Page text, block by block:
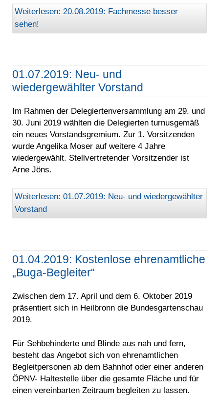
Weiterlesen: 20.08.2019: Fachmesse besser
sehen!
01.07.2019: Neu- und
wiedergewählter Vorstand
Im Rahmen der Delegiertenversammlung am 29. und
30. Juni 2019 wählten die Delegierten turnusgemäß
ein neues Vorstandsgremium. Zur 1. Vorsitzenden
wurde Angelika Moser auf weitere 4 Jahre
wiedergewählt. Stellvertretender Vorsitzender ist
Arne Jöns.
Weiterlesen: 01.07.2019: Neu- und wiedergewählter
Vorstand
01.04.2019: Kostenlose ehrenamtliche
„Buga-Begleiter“
Zwischen dem 17. April und dem 6. Oktober 2019
präsentiert sich in Heilbronn die Bundesgartenschau
2019.
Für Sehbehinderte und Blinde aus nah und fern,
besteht das Angebot sich von ehrenamtlichen
Begleitpersonen ab dem Bahnhof oder einer anderen
ÖPNV- Haltestelle über die gesamte Fläche und für
einen vereinbarten Zeitraum begleiten zu lassen.